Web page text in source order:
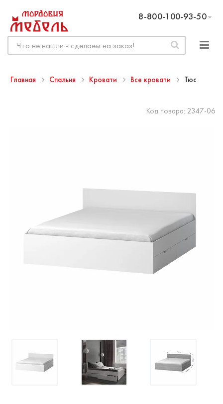
8-800-100-93-50
Главная Спальня Кровати Все кровати Тюс
Код товара: 2347-06